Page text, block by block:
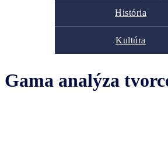
História
Kultúra
Gama analýza